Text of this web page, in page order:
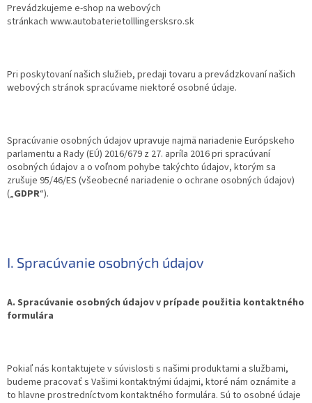
Prevádzkujeme e-shop na webových
stránkach www.autobaterietolllingersksro.sk
Pri poskytovaní našich služieb, predaji tovaru a prevádzkovaní našich
webových stránok spracúvame niektoré osobné údaje.
Spracúvanie osobných údajov upravuje najmä nariadenie Európskeho
parlamentu a Rady (EÚ) 2016/679 z 27. apríla 2016 pri spracúvaní
osobných údajov a o voľnom pohybe takýchto údajov, ktorým sa
zrušuje 95/46/ES (všeobecné nariadenie o ochrane osobných údajov)
(„GDPR“).
I. Spracúvanie osobných údajov
A. Spracúvanie osobných údajov v prípade použitia kontaktného
formulára
Pokiaľ nás kontaktujete v súvislosti s našimi produktami a službami,
budeme pracovať s Vašimi kontaktnými údajmi, ktoré nám oznámite a
to hlavne prostredníctvom kontaktného formulára. Sú to osobné údaje